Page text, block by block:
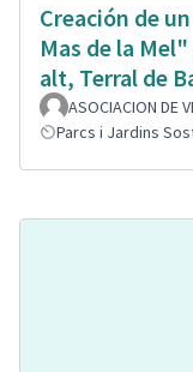
Creación de
Mas de la
alt, Terral de
ASOCIACION DE
Parcs i Jardins